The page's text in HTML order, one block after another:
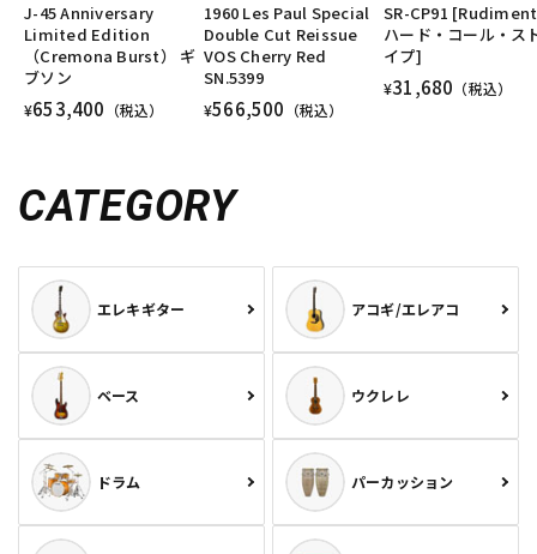
DTM オンライン納品 レコーディング機器
配信/ライブ機器
中古
J-45 Anniversary
Limited Edition
（Cremona Burst） ギ
ブソン
¥653,400 （税込）
1960 Les Paul Special
Double Cut Reissue
VOS Cherry Red
SN.5399
¥566,500 （税込）
SR-CP91
ハード・コール・ス
イプ]
¥31,680 （税込）
CATEGORY
エレキギター アコギ/エレアコ
ベース ウクレレ
ドラム パーカッション